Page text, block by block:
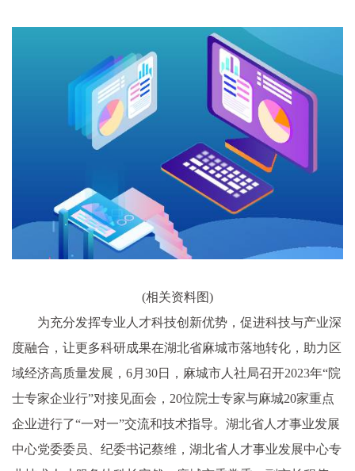
(相关资料图)
为充分发挥专业人才科技创新优势，促进科技与产业深
度融合，让更多科研成果在湖北省麻城市落地转化，助力区
域经济高质量发展，6月30日，麻城市人社局召开2023年“院
士专家企业行”对接见面会，20位院士专家与麻城20家重点
企业进行了“一对一”交流和技术指导。湖北省人才事业发展
中心党委委员、纪委书记蔡维，湖北省人才事业发展中心专